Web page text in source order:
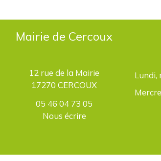
Mairie de Cercoux
12 rue de la Mairie
17270 CERCOUX
05 46 04 73 05
Nous écrire
Lundi,